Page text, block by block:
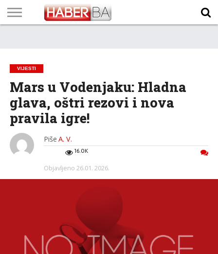
VIJESTI
Mars u Vodenjaku: Hladna
glava, oštri rezovi i nova
pravila igre!
Piše A. V.
16.0K
Objavljeno 26.01. 2026.